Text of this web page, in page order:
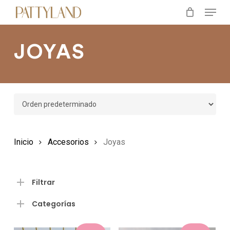
to
content
Menu
JOYAS
Inicio Accesorios Joyas
Filtrar
Categorías